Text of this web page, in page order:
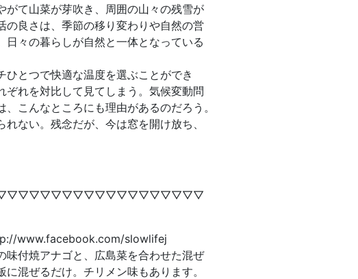
がて山菜が芽吹き、周囲の山々の残雪が
の良さは、季節の移り変わりや自然の営
々の暮らしが自然と一体となっている
とつで快適な温度を選ぶことができ
ぞれを対比して見てしまう。気候変動問
こんなところにも理由があるのだろう。
ない。残念だが、今は窓を開け放ち、
www.facebook.com/slowlifej
味付焼アナゴと、広島菜を合わせた混ぜ
混ぜるだけ。チリメン味もあります。